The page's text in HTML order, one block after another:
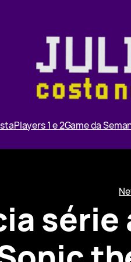
Players 1 e 2Game da
série